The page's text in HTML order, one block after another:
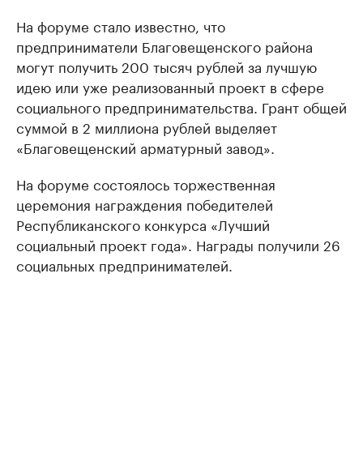
На форуме стало известно, что
предприниматели Благовещенского района
могут получить 200 тысяч рублей за лучшую
идею или уже реализованный проект в сфере
социального предпринимательства. Грант общей
суммой в 2 миллиона рублей выделяет
«Благовещенский арматурный завод».
На форуме состоялось торжественная
церемония награждения победителей
Республиканского конкурса «Лучший
социальный проект года». Награды получили 26
социальных предпринимателей.